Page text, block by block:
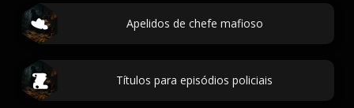
Apelidos de chefe mafioso
Títulos para episódios policiais